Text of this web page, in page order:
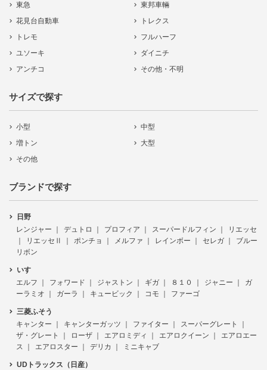
東急
東邦車輛
花見台自動車
トレクス
トレモ
フルハーフ
ユソーキ
ダイニチ
アンチコ
その他・不明
サイズで探す
小型
中型
増トン
大型
その他
ブランドで探す
日野
レンジャー
デュトロ プロフィア スーパードルフィン
リエッセ
リエッセⅡ
ポンチョ メルファ レインボー セレガ
ブルー
リボン
いすゞ
エルフ
フォワード ジャストン ギガ ８１０ ジャニー
ガ
ーラミオ
ガーラ キュービック コモ ファーゴ
三菱ふそう
キャンター
キャンターガッツ ファイター
スーパーグレート
ザ・グレート
ローザ エアロミディ エアロクイーン
エアロエー
ス
エアロスター デリカ ミニキャブ
UDトラックス（日産）